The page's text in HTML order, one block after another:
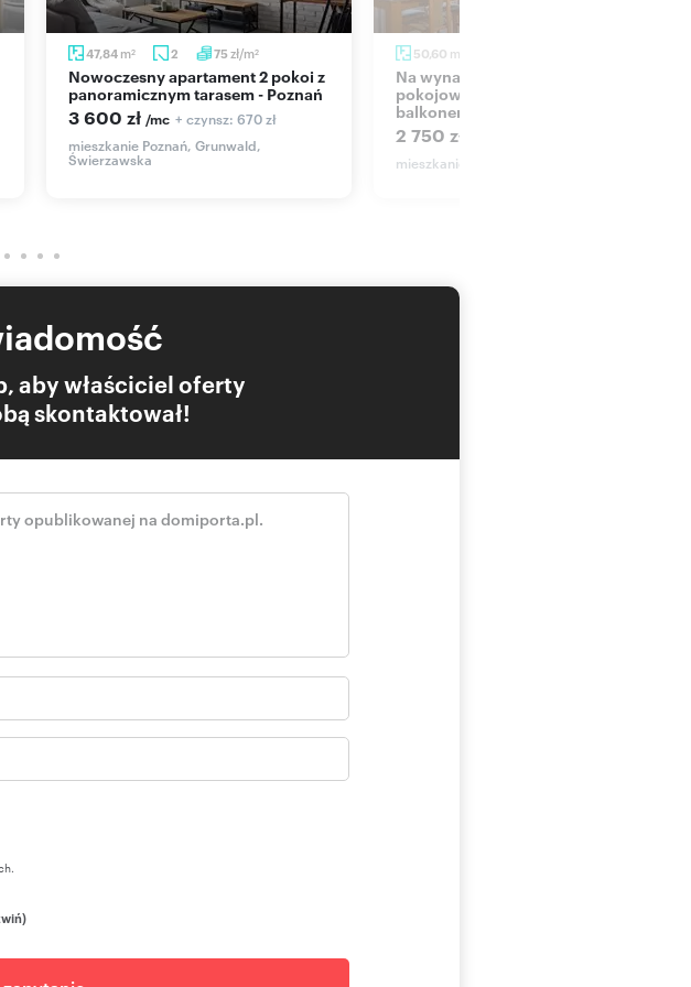
pod budynkiem za dodatkową opłatą.
nie słychać), w pobliżu sklepy, szpital, uczelnia
telefon
47,84 m2 2 75 zł/m2
Nowoczesny apartament 2 pokoi z
panoramicznym tarasem - Poznań
3 600 zł /mc + czynsz: 670 zł
mieszkanie Poznań, Grunwald,
Świerzawska
50,60 m
Na wynajem nowoczesne 2-
pokojowe mieszkanie z garażem i
balkonem
2 750 zł
mieszkanie Poznań, Grunwald
aby właściciel oferty
skontaktował!